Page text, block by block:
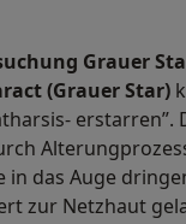
Grauer
(Grauer Star)
erstarren”.
in das Auge
zur Netzhaut